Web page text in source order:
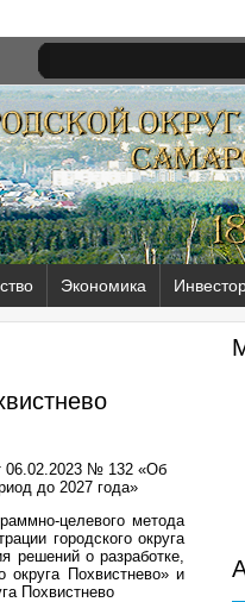
Экономика
06.02.2023 № 132 «Об
до 2027 года»
целевого метода
городского округа
решений о разработке,
округа Похвистнево» и
Похвистнево